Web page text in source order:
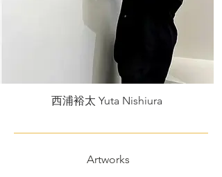
西浦裕太 Yuta Nishiura
Artworks